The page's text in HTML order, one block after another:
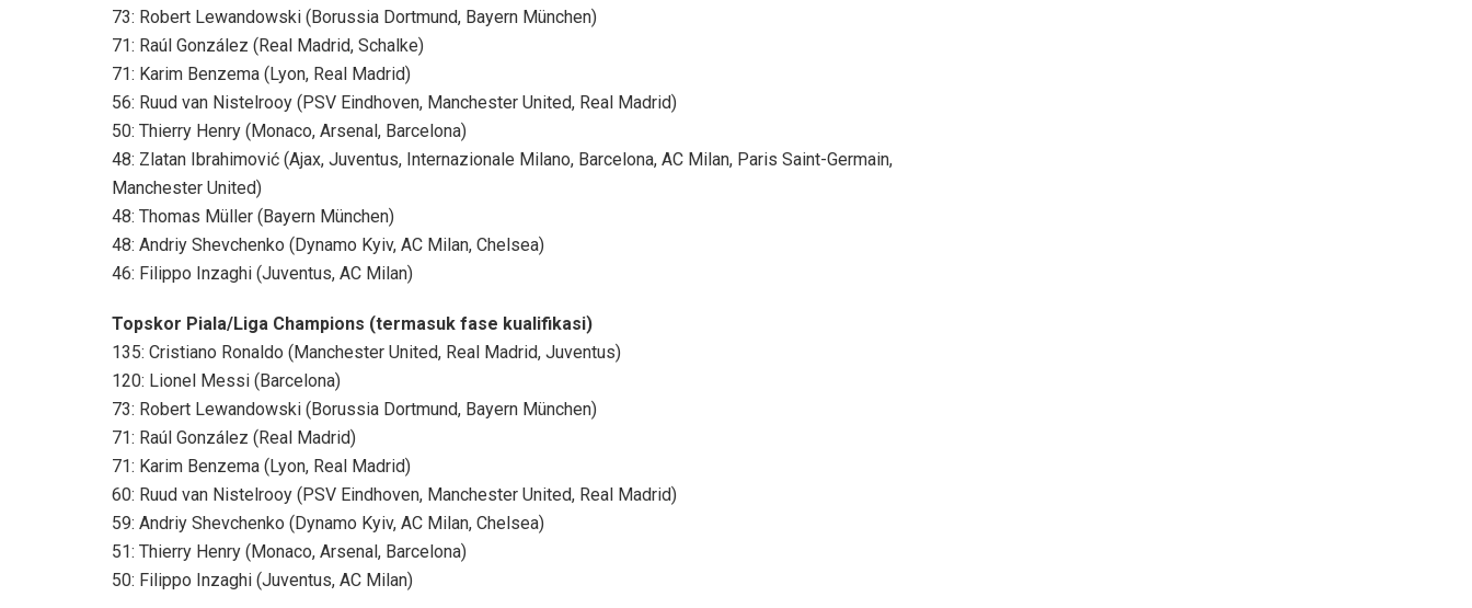
73: Robert Lewandowski (Borussia Dortmund, Bayern München)
71: Raúl González (Real Madrid, Schalke)
71: Karim Benzema (Lyon, Real Madrid)
56: Ruud van Nistelrooy (PSV Eindhoven, Manchester United, Real Madrid)
50: Thierry Henry (Monaco, Arsenal, Barcelona)
48: Zlatan Ibrahimović (Ajax, Juventus, Internazionale Milano, Barcelona, AC Milan, Paris Saint-Germain,
Manchester United)
48: Thomas Müller (Bayern München)
48: Andriy Shevchenko (Dynamo Kyiv, AC Milan, Chelsea)
46: Filippo Inzaghi (Juventus, AC Milan)
Topskor Piala/Liga Champions (termasuk fase kualifikasi)
135: Cristiano Ronaldo (Manchester United, Real Madrid, Juventus)
120: Lionel Messi (Barcelona)
73: Robert Lewandowski (Borussia Dortmund, Bayern München)
71: Raúl González (Real Madrid)
71: Karim Benzema (Lyon, Real Madrid)
60: Ruud van Nistelrooy (PSV Eindhoven, Manchester United, Real Madrid)
59: Andriy Shevchenko (Dynamo Kyiv, AC Milan, Chelsea)
51: Thierry Henry (Monaco, Arsenal, Barcelona)
50: Filippo Inzaghi (Juventus, AC Milan)